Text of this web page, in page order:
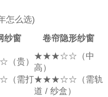
怎么选)
纱窗
卷帘隐形纱窗
贵）
★★★☆☆（中
高）
需打★★★☆☆（需轨
道 / 纱盒）